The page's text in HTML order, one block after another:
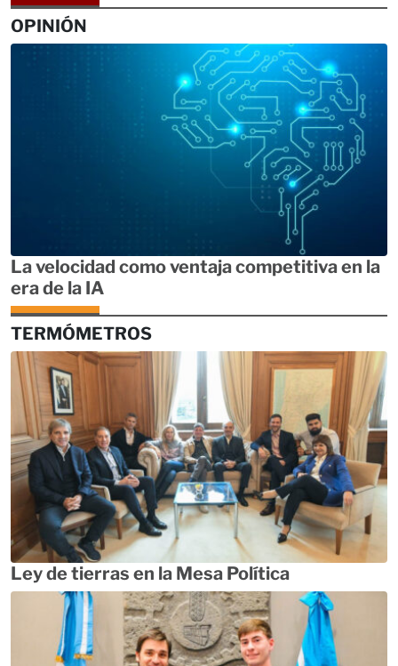
OPINIÓN
La velocidad como ventaja competitiva en la
era de la IA
TERMÓMETROS
Ley de tierras en la Mesa Política